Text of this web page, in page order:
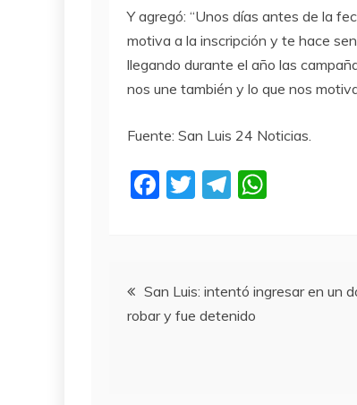
Y agregó: “Unos días antes de la
motiva a la inscripción y te hace
llegando durante el año las
nos une también y lo que nos
Fuente: San Luis 24 Noticias.
F
b
o
T
T
a
m
A
Navegación
de
San Luis: intentó ingresar en un
robar y fue detenido